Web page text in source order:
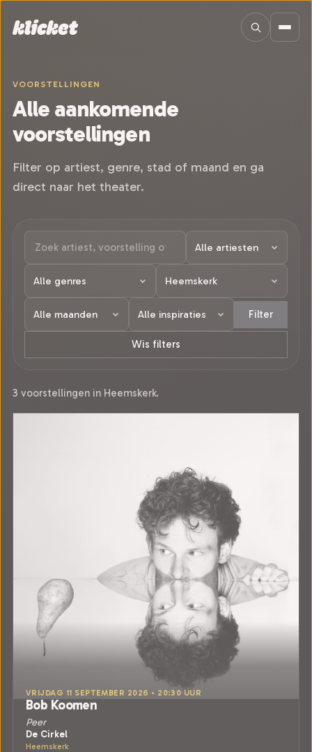
VOORSTELLINGEN
Alle aankomende
voorstellingen
Filter op artiest, genre, stad of maand en ga
direct naar het theater.
Filter
Wis filters
3 voorstellingen in Heemskerk.
VRIJDAG 11 SEPTEMBER 2026 • 20:30 UUR
Bob Koomen
Peer
De Cirkel
Heemskerk